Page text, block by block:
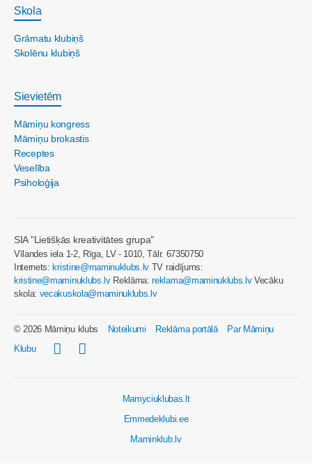
Skola
Grāmatu klubiņš
Skolēnu klubiņš
Sievietēm
Māmiņu kongress
Māmiņu brokastis
Receptes
Veselība
Psiholoģija
SIA "Lietišķās kreativitātes grupa"
Vīlandes iela 1-2, Rīga, LV - 1010, Tālr. 67350750
Internets:kristine@maminuklubs.lv TV raidījums:
kristine@maminuklubs.lvReklāma:reklama@maminuklubs.lvVecāku
skola: vecakuskola@maminuklubs.lv
© 2026 Māmiņu klubs Noteikumi Reklāma portālā
Par Māmiņu
Klubu
Mamyciuklubas.lt
Emmedeklubi.ee
Maminklub.lv